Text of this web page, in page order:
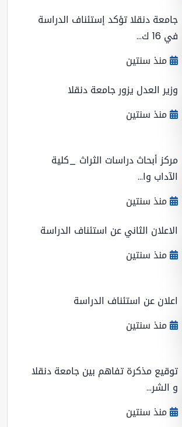
تؤكد إستئناف الدراسة
سنتين
يزور جامعة دنقلا
سنتين
دراسات الثراث _كلية
وا...
سنتين
الثاني عن استئناف الدراسة
سنتين
استئناف الدراسة
سنتين
مذكرة تفاهم بين جامعة دنقلا
سنتين